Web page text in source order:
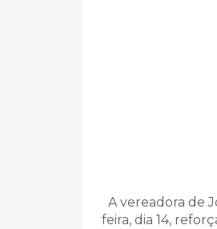
A vereadora de
feira, dia 14,